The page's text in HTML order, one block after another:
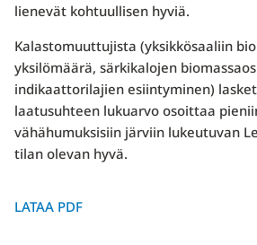
lienevät kohtuullisen hyviä.
Kalastomuuttujista (yksikkösaaliin
yksilömäärä, särkikalojen
indikaattorilajien esiintyminen)
laatusuhteen lukuarvo osoittaa
vähähumuksisiin järviin lukeutuvan
tilan olevan hyvä.
LATAA PDF